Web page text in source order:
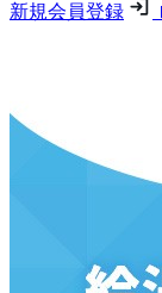
新規会員登録